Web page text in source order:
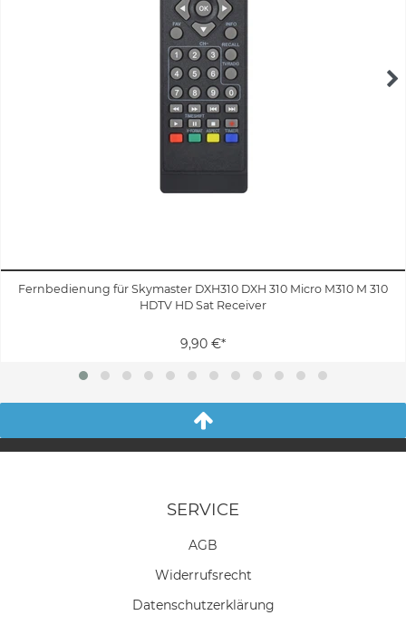
Fernbedienung für Skymaster DXH310 DXH 310 Micro M310 M 310
HDTV HD Sat Receiver
9,90 €*
SERVICE
AGB
Widerrufs­recht
Daten­schutz­erklärung